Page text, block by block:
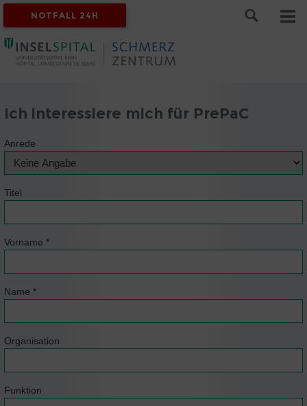
NOTFALL 24H
Ich interessiere mich für PrePaC
Anrede
Titel
Vorname *
Name *
Organisation
Funktion